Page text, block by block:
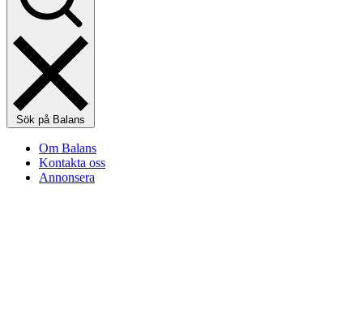
Sök på Balans
Om Balans
Kontakta oss
Annonsera